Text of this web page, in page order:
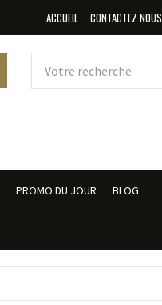
ACCUEIL CONTACTEZ NOUS
PROMO DU JOUR BLOG